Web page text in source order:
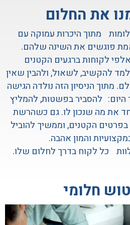
את החלום
מתוך היכרות עמוקה עם
פוגשים את השינה שלהם.
לקוחות ברגעים הקטנים
להקשיב, לשאול, ולהבין שאין
מתוך הניסיון הזה נולדה הגישה
היום: להסביר בפשטות, להמליץ
את מה שנכון לו. גם כשהרשת
הקטנים, וממשיך להוביל
והמון אהבה.
כל לקוח בדרך לחלום שלו.
חלומי